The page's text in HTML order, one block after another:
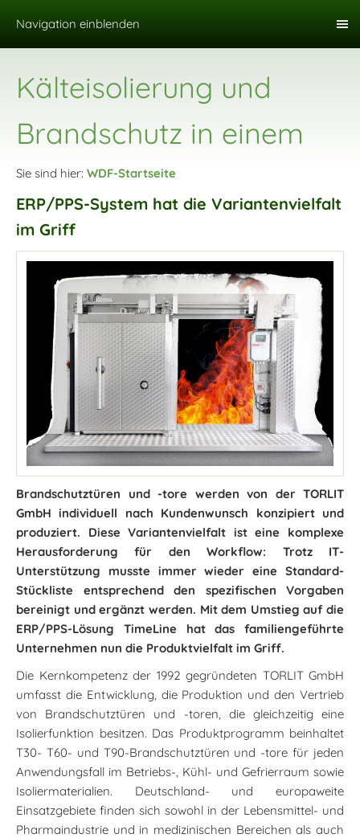
Navigation einblenden
Kälteisolierung und
Brandschutz in einem
Sie sind hier: WDF-Startseite
ERP/PPS-System hat die Variantenvielfalt
im Griff
Brandschutztüren und -tore werden von der TORLIT
GmbH individuell nach Kundenwunsch konzipiert und
produziert. Diese Variantenvielfalt ist eine komplexe
Herausforderung für den Workflow: Trotz IT-
Unterstützung musste immer wieder eine Standard-
Stückliste entsprechend den spezifischen Vorgaben
bereinigt und ergänzt werden. Mit dem Umstieg auf die
ERP/PPS-Lösung TimeLine hat das familiengeführte
Unternehmen nun die Produktvielfalt im Griff.
Die Kernkompetenz der 1992 gegründeten TORLIT GmbH
umfasst die Entwicklung, die Produktion und den Vertrieb
von Brandschutztüren und -toren, die gleichzeitig eine
Isolierfunktion besitzen. Das Produktprogramm beinhaltet
T30- T60- und T90-Brandschutztüren und -tore für jeden
Anwendungsfall im Betriebs-, Kühl- und Gefrierraum sowie
Isoliermaterialien. Deutschland- und europaweite
Einsatzgebiete finden sich sowohl in der Lebensmittel- und
Pharmaindustrie und in medizinischen Bereichen als auch